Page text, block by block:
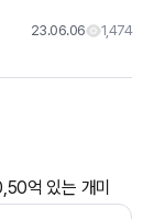
23.06.06 1,474
억 있는 개미